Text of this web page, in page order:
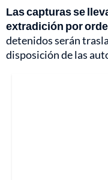
Las capturas se
extradición por
detenidos serán
disposición de las